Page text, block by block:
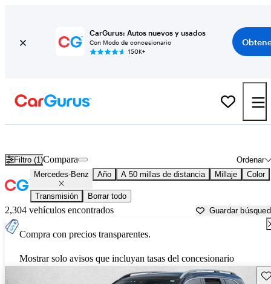
CarGurus: Autos nuevos y usados
Con Modo de concesionario
150K+
Filtro (1) Ordenar
Compara
Mercedes-Benz Año A 50 millas de distancia Millaje Color
Transmisión Borrar todo
2,304 vehículos encontrados Guardar
Compra con precios transparentes.
Mostrar solo avisos que incluyan tasas del concesionario